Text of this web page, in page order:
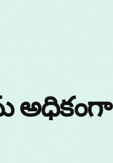
అధికంగా